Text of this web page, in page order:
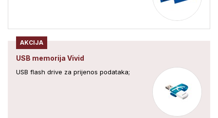
AKCIJA
USB memorija Vivid
USB flash drive za prijenos podataka;